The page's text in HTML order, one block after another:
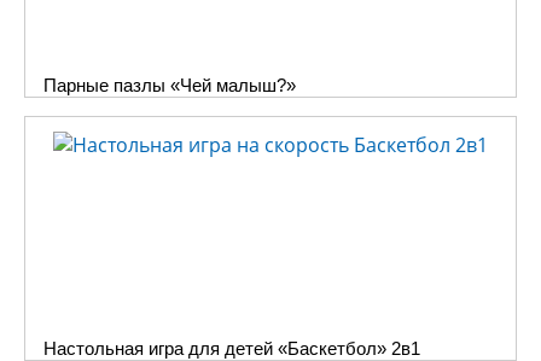
Парные пазлы «Чей малыш?»
Настольная игра для детей «Баскетбол» 2в1